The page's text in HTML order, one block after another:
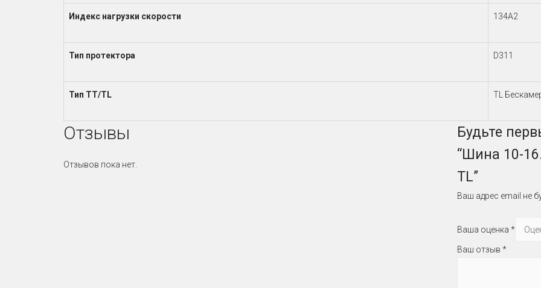
Индекс нагрузки скорости 134A2
Тип протектора D311
Тип TT/TL TL
Отзывы
Отзывов пока нет.
Будьте
“Шина 10-
TL”
Ваш адрес email не
Ваша оценка *
Ваш отзыв *